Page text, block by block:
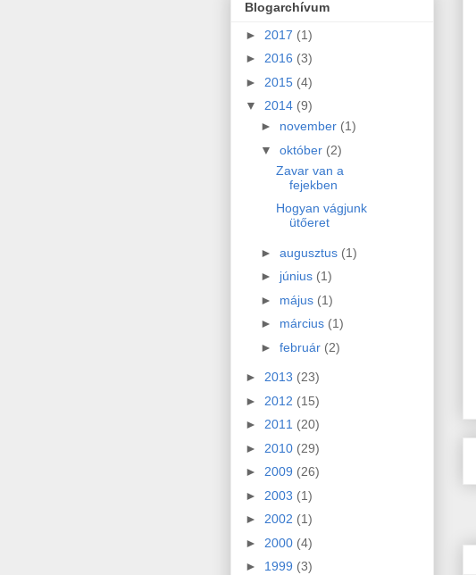
Blogarchívum
► 2017 (1)
► 2016 (3)
► 2015 (4)
▼ 2014 (9)
► november (1)
▼ október (2)
Zavar van a
fejekben
Hogyan vágjunk
ütőeret
► augusztus (1)
► június (1)
► május (1)
► március (1)
► február (2)
► 2013 (23)
► 2012 (15)
► 2011 (20)
► 2010 (29)
► 2009 (26)
► 2003 (1)
► 2002 (1)
► 2000 (4)
► 1999 (3)